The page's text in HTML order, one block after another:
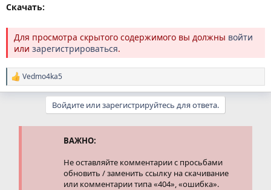
Скачать:
Для просмотра скрытого содержимого вы должны войти
или зарегистрироваться.
Р
е
Vedmo4ka5
Войдите или зарегистрируйтесь для ответа.
ВАЖНО:
Не оставляйте комментарии с просьбами
обновить / заменить ссылку на скачивание
или комментарии типа «404», «ошибка».